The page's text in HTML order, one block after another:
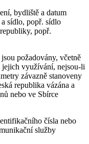
bydliště a datum
sídlo, popř. sídlo
popř.
požadovány, včetně
jejich využívání, nejsou-li
závazně stanoveny
republika vázána a
nebo ve Sbírce
čísla nebo
služby